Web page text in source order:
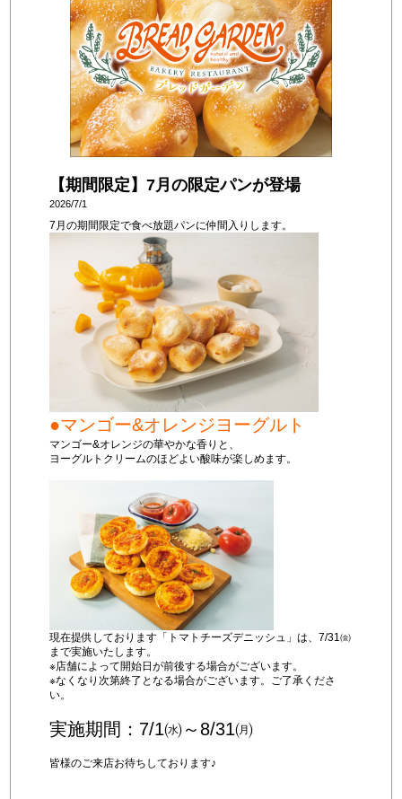
【期間限定】7月の限定パンが登場
2026/7/1
7月の期間限定で食べ放題パンに仲間入りします。
●マンゴー&オレンジヨーグルト
マンゴー&オレンジの華やかな香りと、
ヨーグルトクリームのほどよい酸味が楽しめます。
現在提供しております「トマトチーズデニッシュ」は、7/31㈮
まで実施いたします。
※店舗によって開始日が前後する場合がございます。
※なくなり次第終了となる場合がございます。ご了承くださ
い。
実施期間：7/1㈬～8/31㈪
皆様のご来店お待ちしております♪